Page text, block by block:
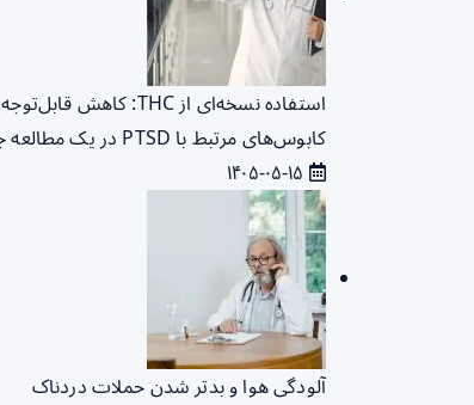
استفاده نسخه‌ای از THC: کاهش قابل‌توجه
کابوس‌های مرتبط با PTSD در یک مطالعه جدید
آلودگی هوا و بدتر شدن حملات دردناک